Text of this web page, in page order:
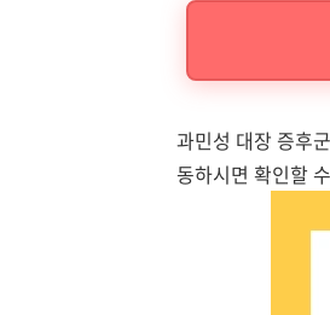
과민성 대장 증후
동하시면 확인할